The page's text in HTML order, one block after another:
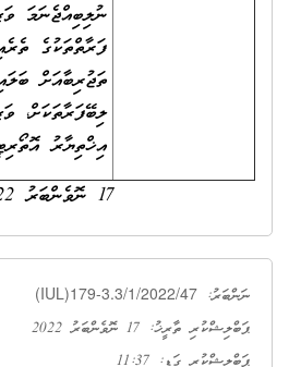
ނުލިބިއްޖެނަމަ
ފަރާތްތަކުގެ
ތަޖުރިބާއަށް
ލިބޭފަރާތަކަށް،
އިޚްތިޔާރު
17 ނޮވެންބަރު 2022
ނަންބަރު: (IUL)179-3.3/1/2022/47
ޕަބްލިޝްކުރި ތާރީޚު: 17 ނޮވެންބަރު 2022
ޕަބްލިޝްކުރި ގަޑި: 11:37